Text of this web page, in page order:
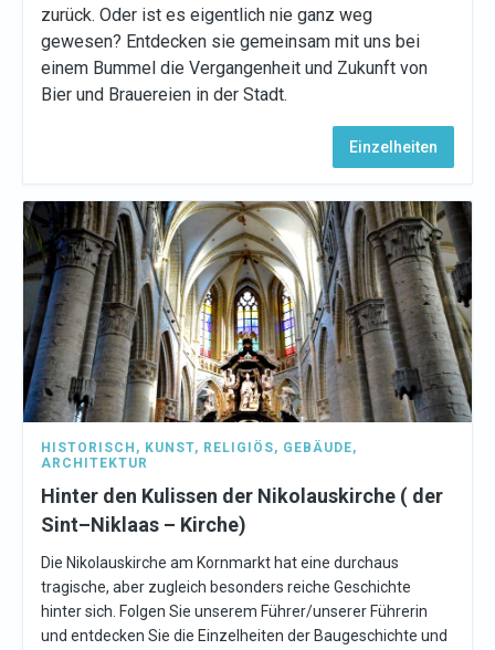
zurück. Oder ist es eigentlich nie ganz weg
gewesen? Entdecken sie gemeinsam mit uns bei
einem Bummel die Vergangenheit und Zukunft von
Bier und Brauereien in der Stadt.
Einzelheiten
HISTORISCH , KUNST, RELIGIÖS, GEBÄUDE,
ARCHITEKTUR
Hinter den Kulissen der Nikolauskirche ( der
Sint–Niklaas – Kirche)
Die Nikolauskirche am Kornmarkt hat eine durchaus
tragische, aber zugleich besonders reiche Geschichte
hinter sich. Folgen Sie unserem Führer/unserer Führerin
und entdecken Sie die Einzelheiten der Baugeschichte und